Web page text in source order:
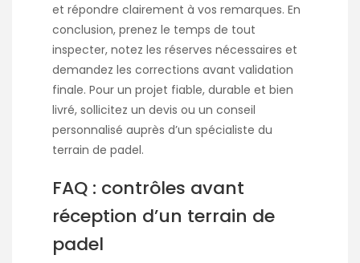
et répondre clairement à vos remarques. En
conclusion, prenez le temps de tout
inspecter, notez les réserves nécessaires et
demandez les corrections avant validation
finale. Pour un projet fiable, durable et bien
livré, sollicitez un devis ou un conseil
personnalisé auprès d’un spécialiste du
terrain de padel.
FAQ : contrôles avant
réception d’un terrain de
padel